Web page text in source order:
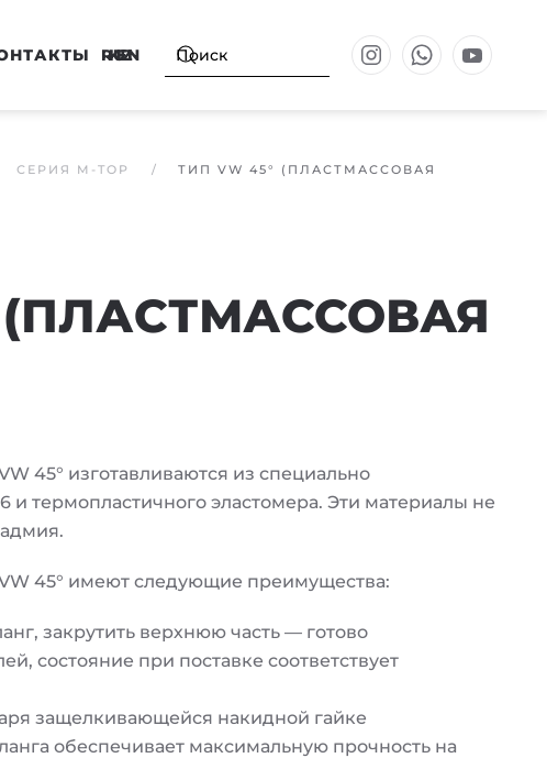
RU
KZ
EN
СЕРИЯ M-TOP
ТИП VW 45° (ПЛАСТМАССОВАЯ
(ПЛАСТМАССОВАЯ
45° изготавливаются из специально
термопластичного эластомера. Эти материалы не
45° имеют следующие преимущества:
закрутить верхнюю часть — готово
состояние при поставке соответствует
защелкивающейся накидной гайке
обеспечивает максимальную прочность на